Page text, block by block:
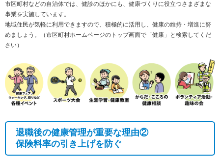
市区町村などの自治体では、健診のほかにも、健康づくりに役立つさまざまな
事業を実施しています。
地域住民が気軽に利用できますので、積極的に活用し、健康の維持・増進に努
めましょう。（市区町村ホームページのトップ画面で「健康」と検索してくだ
さい）
退職後の健康管理が重要な理由②
保険料率の引き上げを防ぐ